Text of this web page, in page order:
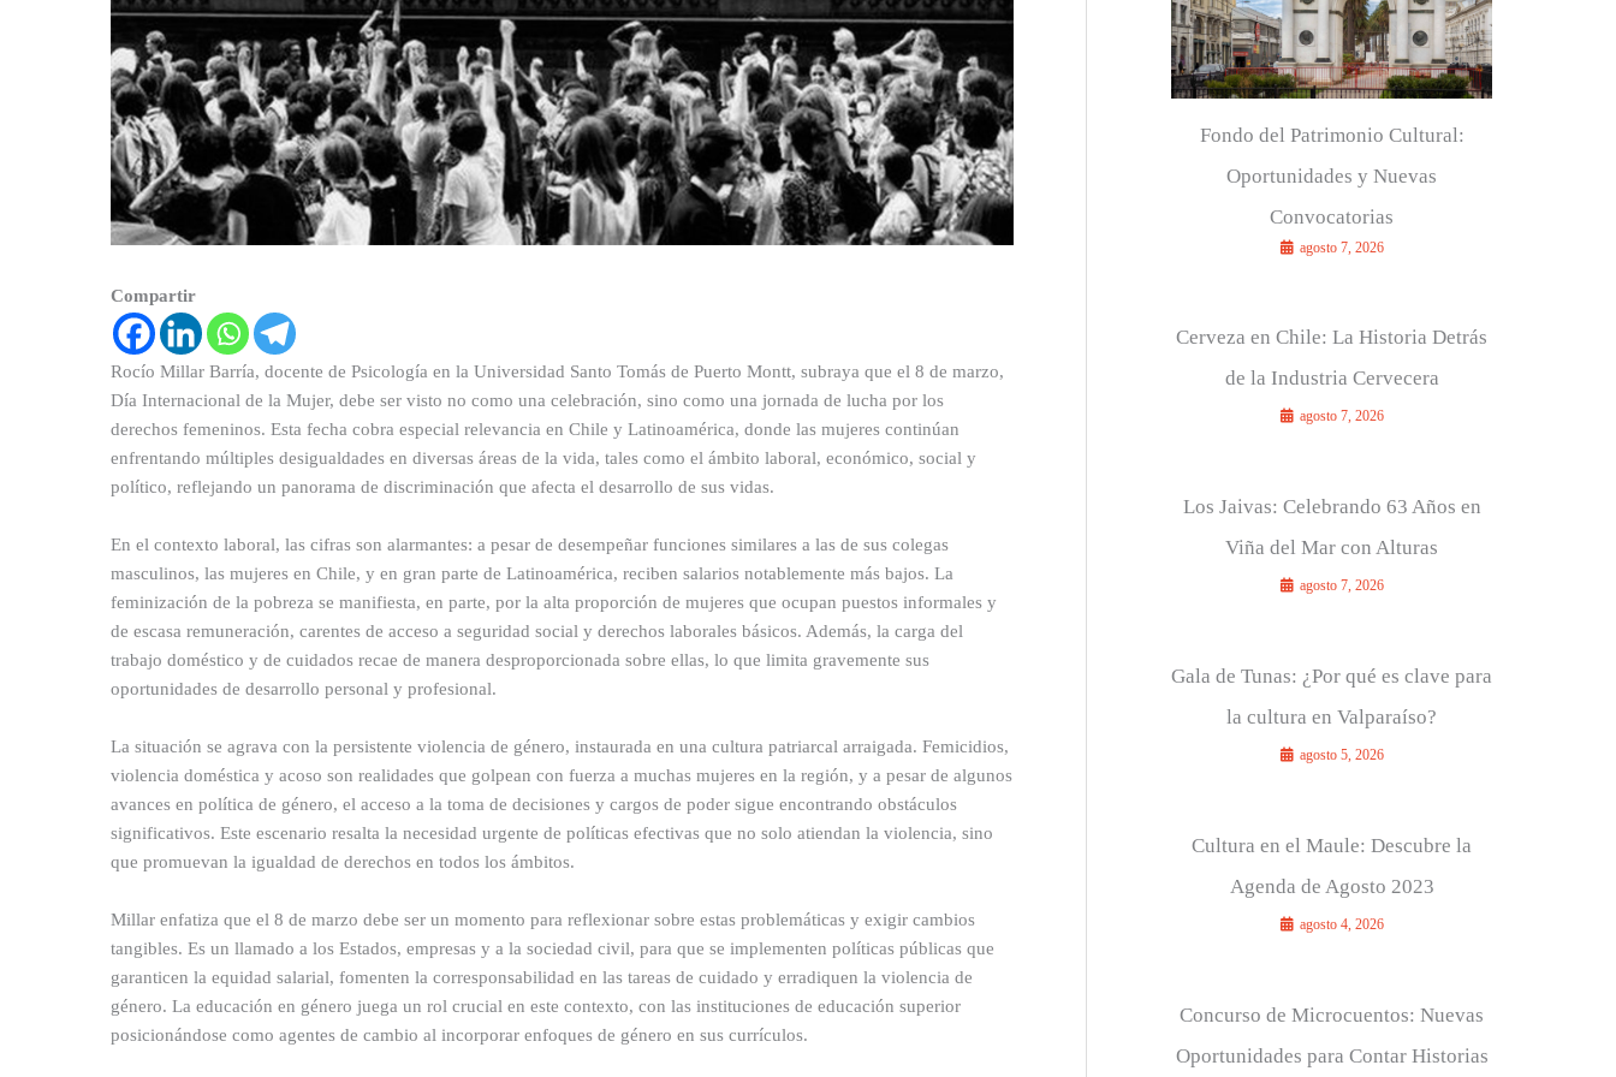
Compartir
Rocío Millar Barría, docente de Psicología en la Universidad Santo Tomás de Puerto Montt, subraya que el 8 de marzo,
Día Internacional de la Mujer, debe ser visto no como una celebración, sino como una jornada de lucha por los
derechos femeninos. Esta fecha cobra especial relevancia en Chile y Latinoamérica, donde las mujeres continúan
enfrentando múltiples desigualdades en diversas áreas de la vida, tales como el ámbito laboral, económico, social y
político, reflejando un panorama de discriminación que afecta el desarrollo de sus vidas.
En el contexto laboral, las cifras son alarmantes: a pesar de desempeñar funciones similares a las de sus colegas
masculinos, las mujeres en Chile, y en gran parte de Latinoamérica, reciben salarios notablemente más bajos. La
feminización de la pobreza se manifiesta, en parte, por la alta proporción de mujeres que ocupan puestos informales y
de escasa remuneración, carentes de acceso a seguridad social y derechos laborales básicos. Además, la carga del
trabajo doméstico y de cuidados recae de manera desproporcionada sobre ellas, lo que limita gravemente sus
oportunidades de desarrollo personal y profesional.
La situación se agrava con la persistente violencia de género, instaurada en una cultura patriarcal arraigada. Femicidios,
violencia doméstica y acoso son realidades que golpean con fuerza a muchas mujeres en la región, y a pesar de algunos
avances en política de género, el acceso a la toma de decisiones y cargos de poder sigue encontrando obstáculos
significativos. Este escenario resalta la necesidad urgente de políticas efectivas que no solo atiendan la violencia, sino
que promuevan la igualdad de derechos en todos los ámbitos.
Millar enfatiza que el 8 de marzo debe ser un momento para reflexionar sobre estas problemáticas y exigir cambios
tangibles. Es un llamado a los Estados, empresas y a la sociedad civil, para que se implementen políticas públicas que
garanticen la equidad salarial, fomenten la corresponsabilidad en las tareas de cuidado y erradiquen la violencia de
género. La educación en género juega un rol crucial en este contexto, con las instituciones de educación superior
posicionándose como agentes de cambio al incorporar enfoques de género en sus currículos.
Fondo del Patrimonio Cultural:
Oportunidades y Nuevas
Convocatorias
agosto 7, 2026
Cerveza en Chile: La Historia Detrás
de la Industria Cervecera
agosto 7, 2026
Los Jaivas: Celebrando 63 Años en
Viña del Mar con Alturas
agosto 7, 2026
Gala de Tunas: ¿Por qué es clave para
la cultura en Valparaíso?
agosto 5, 2026
Cultura en el Maule: Descubre la
Agenda de Agosto 2023
agosto 4, 2026
Concurso de Microcuentos: Nuevas
Oportunidades para Contar Historias